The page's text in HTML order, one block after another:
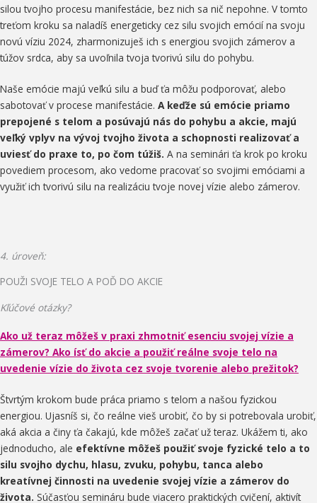
silou tvojho procesu manifestácie, bez nich sa nič nepohne. V tomto
treťom kroku sa naladíš energeticky cez silu svojich emócií na svoju
novú víziu 2024, zharmonizuješ ich s energiou svojich zámerov a
túžov srdca, aby sa uvoľnila tvoja tvorivú silu do pohybu.
Naše emócie majú veľkú silu a buď ťa môžu podporovať, alebo
sabotovať v procese manifestácie. A keďže sú emócie priamo
prepojené s telom a posúvajú nás do pohybu a akcie, majú
veľký vplyv na vývoj tvojho života a schopnosti realizovať a
uviesť do praxe to, po čom túžiš. A na seminári ťa krok po kroku
povediem procesom, ako vedome pracovať so svojimi emóciami a
využiť ich tvorivú silu na realizáciu tvoje novej vízie alebo zámerov.
4. úroveň:
POUŽI SVOJE TELO A POĎ DO AKCIE
Kľúčové otázky?
Ako už teraz môžeš v praxi zhmotniť esenciu svojej vízie a
zámerov? Ako ísť do akcie a použiť reálne svoje telo na
uvedenie vízie do života cez svoje tvorenie alebo prežitok?
Štvrtým krokom bude práca priamo s telom a našou fyzickou
energiou. Ujasníš si, čo reálne vieš urobiť, čo by si potrebovala urobiť,
aká akcia a činy ťa čakajú, kde môžeš začať už teraz. Ukážem ti, ako
jednoducho, ale efektívne môžeš použiť svoje fyzické telo a to
silu svojho dychu, hlasu, zvuku, pohybu, tanca alebo
kreatívnej činnosti na uvedenie svojej vízie a zámerov do
života. Súčasťou semináru bude viacero praktických cvičení, aktivít